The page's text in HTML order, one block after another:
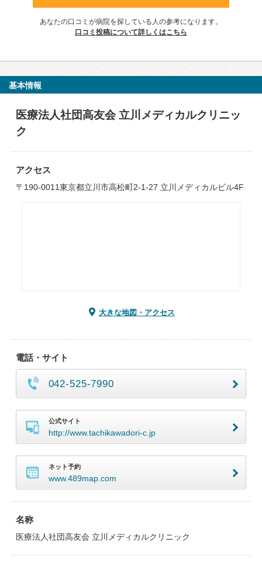
あなたの口コミが病院を探している人の参考になります。
口コミ投稿について詳しくはこちら
基本情報
医療法人社団高友会 立川メディカルクリニッ
ク
アクセス
〒190-0011東京都立川市高松町2-1-27 立川メディカルビル4F
大きな地図・アクセス
電話・サイト
042-525-7990
公式サイト
http://www.tachikawadori-c.jp
ネット予約
www.489map.com
名称
医療法人社団高友会 立川メディカルクリニック